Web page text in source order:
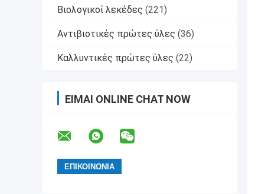
Βιολογικοί λεκέδες (221)
Αντιβιοτικές πρώτες ύλες (36)
Καλλυντικές πρώτες ύλες (22)
ΕΊΜΑΙ ONLINE CHAT NOW